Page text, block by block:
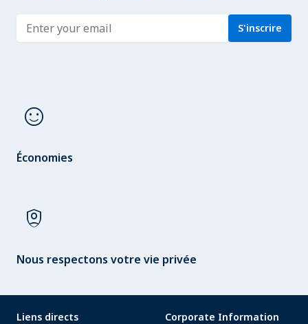
Enter address S'inscrire
sentiment_satisfied
Économies
shield_person
Nous respectons votre vie privée
Liens directs Corporate Information